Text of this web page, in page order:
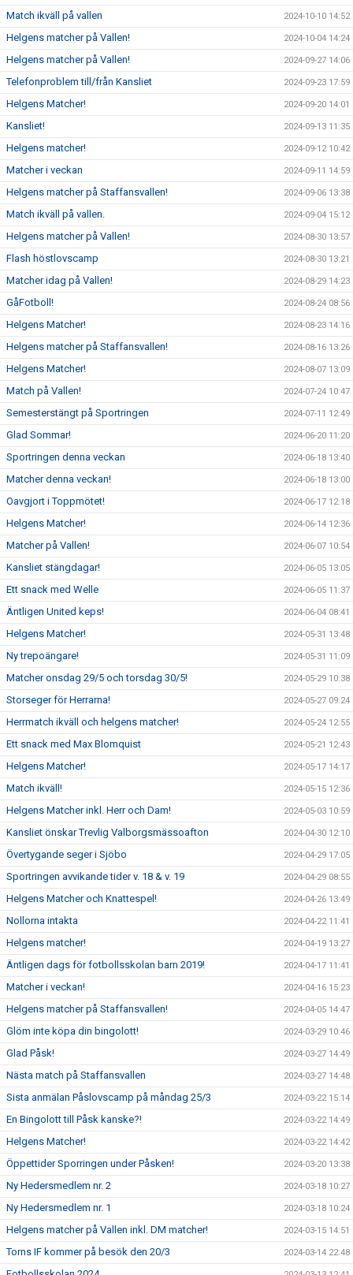
Match ikväll på vallen 2024-10-10 14:52
Helgens matcher på Vallen! 2024-10-04 14:24
Helgens matcher på Vallen! 2024-09-27 14:06
Telefonproblem till/från Kansliet 2024-09-23 17:59
Helgens Matcher! 2024-09-20 14:01
Kansliet! 2024-09-13 11:35
Helgens matcher! 2024-09-12 10:42
Matcher i veckan 2024-09-11 14:59
Helgens matcher på Staffansvallen! 2024-09-06 13:38
Match ikväll på vallen. 2024-09-04 15:12
Helgens matcher på Vallen! 2024-08-30 13:57
Flash höstlovscamp 2024-08-30 13:21
Matcher idag på Vallen! 2024-08-29 14:23
GåFotboll! 2024-08-24 08:56
Helgens Matcher! 2024-08-23 14:16
Helgens matcher på Staffansvallen! 2024-08-16 13:26
Helgens Matcher! 2024-08-07 13:09
Match på Vallen! 2024-07-24 10:47
Semesterstängt på Sportringen 2024-07-11 12:49
Glad Sommar! 2024-06-20 11:20
Sportringen denna veckan 2024-06-18 13:40
Matcher denna veckan! 2024-06-18 13:00
Oavgjort i Toppmötet! 2024-06-17 12:18
Helgens Matcher! 2024-06-14 12:36
Matcher på Vallen! 2024-06-07 10:54
Kansliet stängdagar! 2024-06-05 13:05
Ett snack med Welle 2024-06-05 11:37
Äntligen United keps! 2024-06-04 08:41
Helgens Matcher! 2024-05-31 13:48
Ny trepoängare! 2024-05-31 11:09
Matcher onsdag 29/5 och torsdag 30/5! 2024-05-29 10:38
Storseger för Herrarna! 2024-05-27 09:24
Herrmatch ikväll och helgens matcher! 2024-05-24 12:55
Ett snack med Max Blomquist 2024-05-21 12:43
Helgens Matcher! 2024-05-17 14:17
Match ikväll! 2024-05-15 12:36
Helgens Matcher inkl. Herr och Dam! 2024-05-03 10:59
Kansliet önskar Trevlig Valborgsmässoafton 2024-04-30 12:10
Övertygande seger i Sjöbo 2024-04-29 17:05
Sportringen avvikande tider v. 18 & v. 19 2024-04-29 08:55
Helgens Matcher och Knattespel! 2024-04-26 13:49
Nollorna intakta 2024-04-22 11:41
Helgens matcher! 2024-04-19 13:27
Äntligen dags för fotbollsskolan barn 2019! 2024-04-17 11:41
Matcher i veckan! 2024-04-16 15:23
Helgens matcher på Staffansvallen! 2024-04-05 14:47
Glöm inte köpa din bingolott! 2024-03-29 10:46
Glad Påsk! 2024-03-27 14:49
Nästa match på Staffansvallen 2024-03-27 14:48
Sista anmälan Påslovscamp på måndag 25/3 2024-03-22 15:14
En Bingolott till Påsk kanske?! 2024-03-22 14:49
Helgens Matcher! 2024-03-22 14:42
Öppettider Sporringen under Påsken! 2024-03-20 13:38
Ny Hedersmedlem nr. 2 2024-03-18 10:27
Ny Hedersmedlem nr. 1 2024-03-18 10:24
Helgens matcher på Vallen inkl. DM matcher! 2024-03-15 14:51
Torns IF kommer på besök den 20/3 2024-03-14 22:48